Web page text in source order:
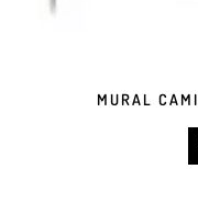
MURAL